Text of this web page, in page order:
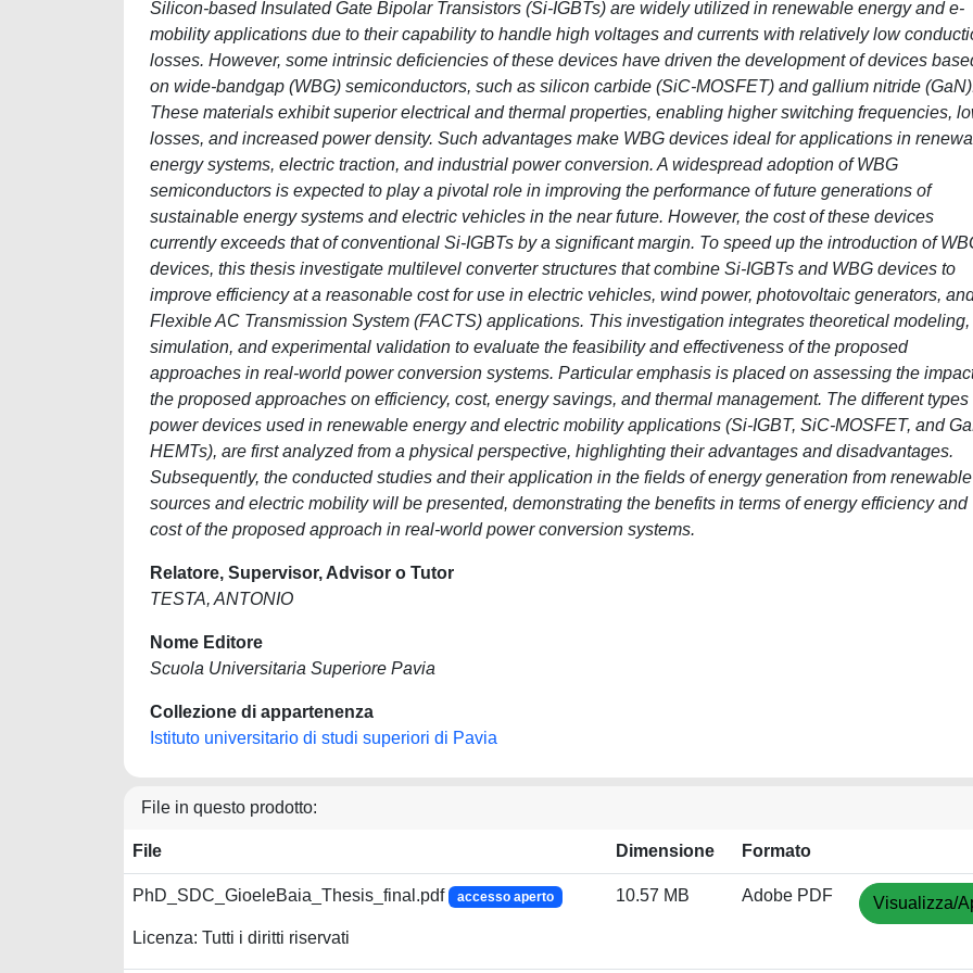
Silicon-based Insulated Gate Bipolar Transistors (Si-IGBTs) are widely utilized in renewable energy and e-
mobility applications due to their capability to handle high voltages and currents with relatively low
losses. However, some intrinsic deficiencies of these devices have driven the development of devices
on wide-bandgap (WBG) semiconductors, such as silicon carbide (SiC-MOSFET) and gallium nitride
These materials exhibit superior electrical and thermal properties, enabling higher switching frequencies,
losses, and increased power density. Such advantages make WBG devices ideal for applications in
energy systems, electric traction, and industrial power conversion. A widespread adoption of WBG
semiconductors is expected to play a pivotal role in improving the performance of future generations of
sustainable energy systems and electric vehicles in the near future. However, the cost of these devices
currently exceeds that of conventional Si-IGBTs by a significant margin. To speed up the introduction of
devices, this thesis investigate multilevel converter structures that combine Si-IGBTs and WBG devices to
improve efficiency at a reasonable cost for use in electric vehicles, wind power, photovoltaic generators,
Flexible AC Transmission System (FACTS) applications. This investigation integrates theoretical modeling,
simulation, and experimental validation to evaluate the feasibility and effectiveness of the proposed
approaches in real-world power conversion systems. Particular emphasis is placed on assessing the
the proposed approaches on efficiency, cost, energy savings, and thermal management. The different types
power devices used in renewable energy and electric mobility applications (Si-IGBT, SiC-MOSFET, and
HEMTs), are first analyzed from a physical perspective, highlighting their advantages and disadvantages.
Subsequently, the conducted studies and their application in the fields of energy generation from renewable
sources and electric mobility will be presented, demonstrating the benefits in terms of energy efficiency and
cost of the proposed approach in real-world power conversion systems.
Relatore, Supervisor, Advisor o Tutor
TESTA, ANTONIO
Nome Editore
Scuola Universitaria Superiore Pavia
Collezione di appartenenza
Istituto universitario di studi superiori di Pavia
File in questo prodotto:
File Dimensione Formato
PhD_SDC_GioeleBaia_Thesis_final.pdf accesso aperto
Licenza: Tutti i diritti riservati
10.57 MB Adobe PDF Visualizza/